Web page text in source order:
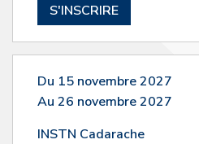
S'INSCRIRE
Du 15 novembre 2027
Au 26 novembre 2027
INSTN Cadarache